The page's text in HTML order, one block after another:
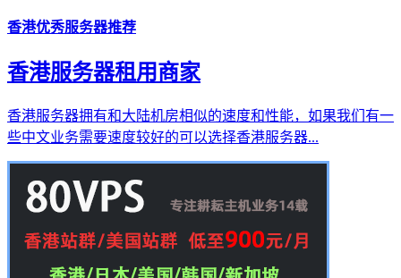
香港优秀服务器推荐
香港服务器租用商家
香港服务器拥有和大陆机房相似的速度和性能，如果我们有一
些中文业务需要速度较好的可以选择香港服务器...